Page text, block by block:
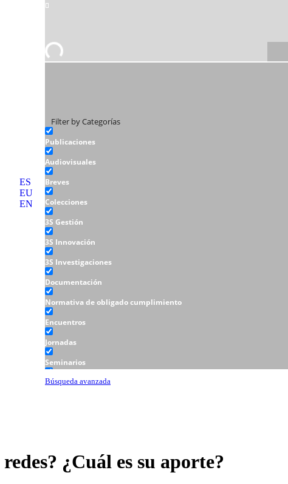
ES
EU
EN
Filter by Categorías
Publicaciones
Audiovisuales
Breves
Colecciones
3S Gestión
3S Innovación
3S Investigaciones
Documentación
Normativa de obligado cumplimiento
Encuentros
Jornadas
Seminarios
Talleres
Búsqueda avanzada
¿Cuál es su aporte?